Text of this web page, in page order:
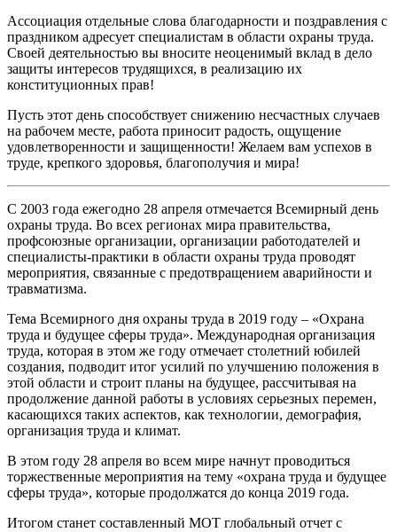
Ассоциация отдельные слова благодарности и поздравления с
праздником адресует специалистам в области охраны труда.
Своей деятельностью вы вносите неоценимый вклад в дело
защиты интересов трудящихся, в реализацию их
конституционных прав!
Пусть этот день способствует снижению несчастных случаев
на рабочем месте, работа приносит радость, ощущение
удовлетворенности и защищенности! Желаем вам успехов в
труде, крепкого здоровья, благополучия и мира!
С 2003 года ежегодно 28 апреля отмечается Всемирный день
охраны труда. Во всех регионах мира правительства,
профсоюзные организации, организации работодателей и
специалисты-практики в области охраны труда проводят
мероприятия, связанные с предотвращением аварийности и
травматизма.
Тема Всемирного дня охраны труда в 2019 году – «Охрана
труда и будущее сферы труда». Международная организация
труда, которая в этом же году отмечает столетний юбилей
создания, подводит итог усилий по улучшению положения в
этой области и строит планы на будущее, рассчитывая на
продолжение данной работы в условиях серьезных перемен,
касающихся таких аспектов, как технологии, демография,
организация труда и климат.
В этом году 28 апреля во всем мире начнут проводиться
торжественные мероприятия на тему «охрана труда и будущее
сферы труда», которые продолжатся до конца 2019 года.
Итогом станет составленный МОТ глобальный отчет с